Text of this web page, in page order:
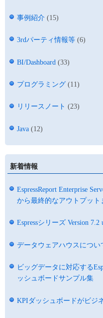
事例紹介 (15)
3rdパーティ情報等 (6)
BI/Dashboard (33)
プログラミング (11)
リリースノート (23)
Java (12)
新着情報
EspressReport Enterprise
から最終的なアウトプット
Espressシリーズ Version
データウェアハウスについ
ビッグデータに対応する
ッシュボードサンプル集
KPIダッシュボードがビジ